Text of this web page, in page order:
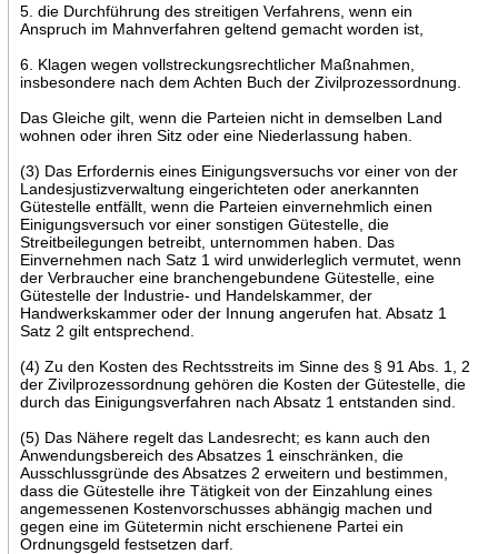
5. die Durchführung des streitigen Verfahrens, wenn ein
Anspruch im Mahnverfahren geltend gemacht worden ist,
6. Klagen wegen vollstreckungsrechtlicher Maßnahmen,
insbesondere nach dem Achten Buch der Zivilprozessordnung.
Das Gleiche gilt, wenn die Parteien nicht in demselben Land
wohnen oder ihren Sitz oder eine Niederlassung haben.
(3) Das Erfordernis eines Einigungsversuchs vor einer von der
Landesjustizverwaltung eingerichteten oder anerkannten
Gütestelle entfällt, wenn die Parteien einvernehmlich einen
Einigungsversuch vor einer sonstigen Gütestelle, die
Streitbeilegungen betreibt, unternommen haben. Das
Einvernehmen nach Satz 1 wird unwiderleglich vermutet, wenn
der Verbraucher eine branchengebundene Gütestelle, eine
Gütestelle der Industrie- und Handelskammer, der
Handwerkskammer oder der Innung angerufen hat. Absatz 1
Satz 2 gilt entsprechend.
(4) Zu den Kosten des Rechtsstreits im Sinne des § 91 Abs. 1, 2
der Zivilprozessordnung gehören die Kosten der Gütestelle, die
durch das Einigungsverfahren nach Absatz 1 entstanden sind.
(5) Das Nähere regelt das Landesrecht; es kann auch den
Anwendungsbereich des Absatzes 1 einschränken, die
Ausschlussgründe des Absatzes 2 erweitern und bestimmen,
dass die Gütestelle ihre Tätigkeit von der Einzahlung eines
angemessenen Kostenvorschusses abhängig machen und
gegen eine im Gütetermin nicht erschienene Partei ein
Ordnungsgeld festsetzen darf.